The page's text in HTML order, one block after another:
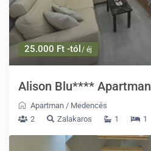
25.000 Ft -tól / éj
Alison Blu**** Apartman
Apartman / Medencés
2
Zalakaros 1 1